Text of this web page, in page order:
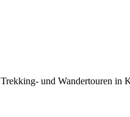
Trekking- und Wandertouren in